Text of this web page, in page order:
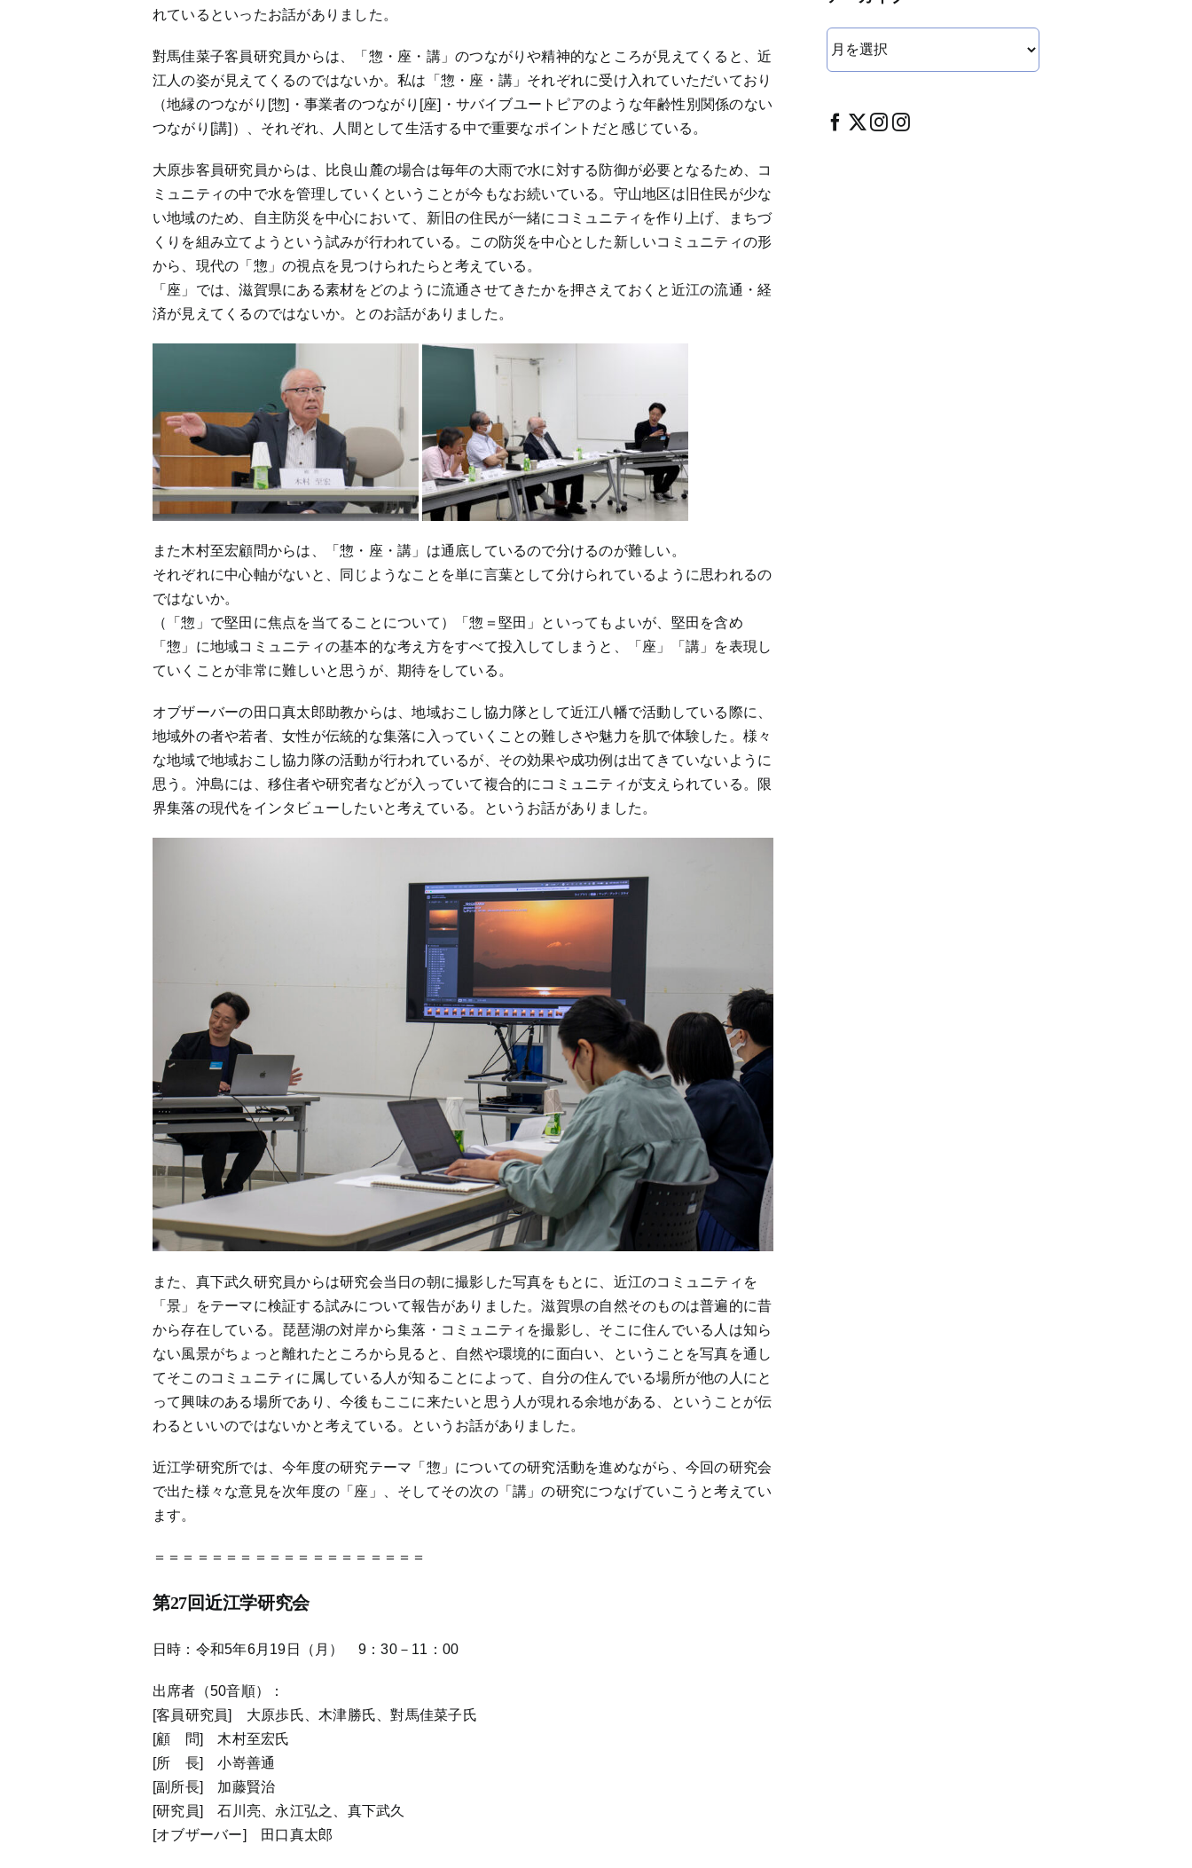
れているといったお話がありました。
對馬佳菜子客員研究員からは、「惣・座・講」のつながりや精神的なところが見えてくると、近
江人の姿が見えてくるのではないか。私は「惣・座・講」それぞれに受け入れていただいており
（地縁のつながり[惣]・事業者のつながり[座]・サバイブユートピアのような年齢性別関係のない
つながり[講]）、それぞれ、人間として生活する中で重要なポイントだと感じている。
大原歩客員研究員からは、比良山麓の場合は毎年の大雨で水に対する防御が必要となるため、コ
ミュニティの中で水を管理していくということが今もなお続いている。守山地区は旧住民が少な
い地域のため、自主防災を中心において、新旧の住民が一緒にコミュニティを作り上げ、まちづ
くりを組み立てようという試みが行われている。この防災を中心とした新しいコミュニティの形
から、現代の「惣」の視点を見つけられたらと考えている。
「座」では、滋賀県にある素材をどのように流通させてきたかを押さえておくと近江の流通・経
済が見えてくるのではないか。とのお話がありました。
また木村至宏顧問からは、「惣・座・講」は通底しているので分けるのが難しい。
それぞれに中心軸がないと、同じようなことを単に言葉として分けられているように思われるの
ではないか。
（「惣」で堅田に焦点を当てることについて）「惣＝堅田」といってもよいが、堅田を含め
「惣」に地域コミュニティの基本的な考え方をすべて投入してしまうと、「座」「講」を表現し
ていくことが非常に難しいと思うが、期待をしている。
オブザーバーの田口真太郎助教からは、地域おこし協力隊として近江八幡で活動している際に、
地域外の者や若者、女性が伝統的な集落に入っていくことの難しさや魅力を肌で体験した。様々
な地域で地域おこし協力隊の活動が行われているが、その効果や成功例は出てきていないように
思う。沖島には、移住者や研究者などが入っていて複合的にコミュニティが支えられている。限
界集落の現代をインタビューしたいと考えている。というお話がありました。
また、真下武久研究員からは研究会当日の朝に撮影した写真をもとに、近江のコミュニティを
「景」をテーマに検証する試みについて報告がありました。滋賀県の自然そのものは普遍的に昔
から存在している。琵琶湖の対岸から集落・コミュニティを撮影し、そこに住んでいる人は知ら
ない風景がちょっと離れたところから見ると、自然や環境的に面白い、ということを写真を通し
てそこのコミュニティに属している人が知ることによって、自分の住んでいる場所が他の人にと
って興味のある場所であり、今後もここに来たいと思う人が現れる余地がある、ということが伝
わるといいのではないかと考えている。というお話がありました。
近江学研究所では、今年度の研究テーマ「惣」についての研究活動を進めながら、今回の研究会
で出た様々な意見を次年度の「座」、そしてその次の「講」の研究につなげていこうと考えてい
ます。
＝＝＝＝＝＝＝＝＝＝＝＝＝＝＝＝＝＝＝
第27回近江学研究会
日時：令和5年6月19日（月） 9：30－11：00
出席者（50音順）：
[客員研究員] 大原歩氏、木津勝氏、對馬佳菜子氏
[顧 問] 木村至宏氏
[所 長] 小嵜善通
[副所長] 加藤賢治
[研究員] 石川亮、永江弘之、真下武久
[オブザーバー] 田口真太郎
イ
ブ